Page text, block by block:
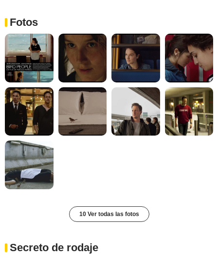
Fotos
10 Ver todas las fotos
Secreto de rodaje